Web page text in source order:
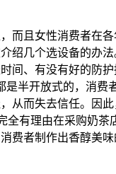
而且女性消费者
几个选设备的办
间、有没有好的防
半开放式的，消
从而失去信任。因
有理由在采购奶
费者制作出香醇美